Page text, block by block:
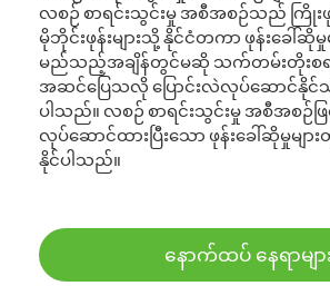
လစဉ် စာရင်းသွင်းမှု အစီအစဉ်သည် ကြိုးဖုန်
မိုဘိုင်းဖုန်းများသို့ နိုင်ငံတကာ ဖုန်းခေါ်ဆိုမှုမ
မည်သည့်အချိန်တွင်မဆို သက်တမ်းတိုးစ
အဆင်ပြေသလို ပြောင်းလဲလုပ်ဆောင်နို
ပါသည်။ လစဉ် စာရင်းသွင်းမှု အစီအစဉ်
လုပ်ဆောင်ထားပြီးသော ဖုန်းခေါ်ဆိုမှုမျ
နိုင်ပါသည်။
နောက်ထပ် နေရာမျာ